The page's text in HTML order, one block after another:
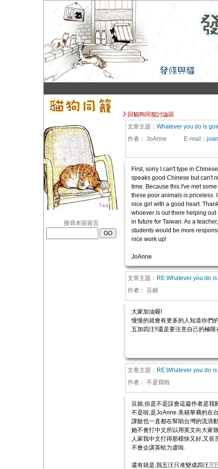
搜尋本區留言
回貓狗同籠討論區
文章主題： Whatever you do is
作者： JoAnne E-mail ：
First, sorry I can't type in
speaks good Chinese but can't
time. Because this I've met
these poor animals is priceless.
nice girl with a good heart.
whoever is out there helping
in future for Taiwan. As a
students would be more
nice work up!
JoAnne
文章主題： RE:Whatever you do
作者： 豆娘
大家加油喔!
慢慢的就會有更多的人知道你們
五加四汪!!還是要注意自己的極
文章主題： RE:Whatever you do
作者： 不是我啦
豆娘,你是不是誤會這篇作者是我
不是啦,是JoAnne.美籍華裔的在
課餘也一直都在幫助台灣的流浪
她不會打中文所以用英文向大家
人家我中文打得那模快又好,又長
不會企講英蛤力虛啦.
還有就是,我五汪只准變成四汪三